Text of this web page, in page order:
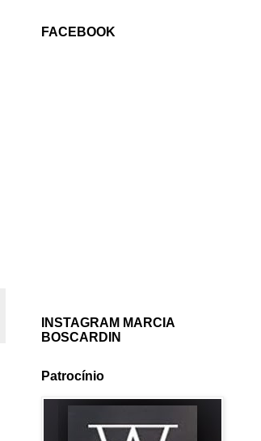
FACEBOOK
INSTAGRAM MARCIA
BOSCARDIN
Patrocínio